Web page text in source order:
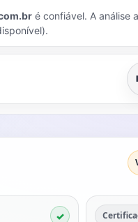
é confiável. A análise